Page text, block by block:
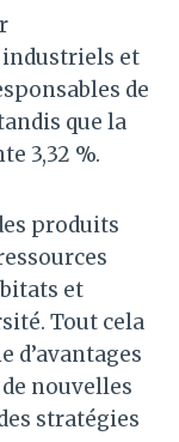
industriels et
de
que la
3,32 %.
produits
et
Tout cela
d’avantages
nouvelles
stratégies